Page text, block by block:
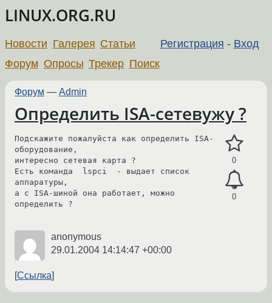
LINUX.ORG.RU
Регистрация - Вход
Новости Галерея Статьи
Форум Опросы Трекер Поиск
Форум — Admin
Определить ISA-сетевужу ?
0
0
Подскажите пожалуйста как определить ISA-
оборудование,
интересно сетевая карта ?
Есть команда  lspci  - выдает список
аппаратуры,
а с ISA-шиной она работает, можно
определить ?
anonymous
29.01.2004 14:14:47 +00:00
Ссылка